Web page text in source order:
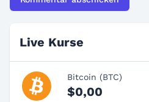
Live Kurse
Bitcoin (BTC)
$0,00